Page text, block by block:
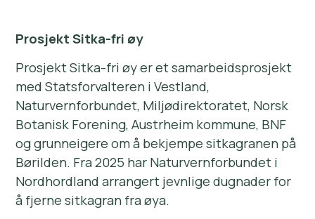
Prosjekt Sitka-fri øy
Prosjekt Sitka-fri øy er et samarbeidsprosjekt
med Statsforvalteren i Vestland,
Naturvernforbundet, Miljødirektoratet, Norsk
Botanisk Forening, Austrheim kommune, BNF
og grunneigere om å bekjempe sitkagranen på
Børilden. Fra 2025 har Naturvernforbundet i
Nordhordland arrangert jevnlige dugnader for
å fjerne sitkagran fra øya.